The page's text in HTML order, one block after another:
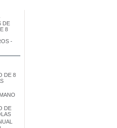
DE 8
DE